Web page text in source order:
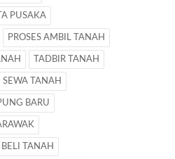
PUSAKA
PROSES AMBIL TANAH
TADBIR TANAH
SEWA TANAH
BARU
BELI TANAH